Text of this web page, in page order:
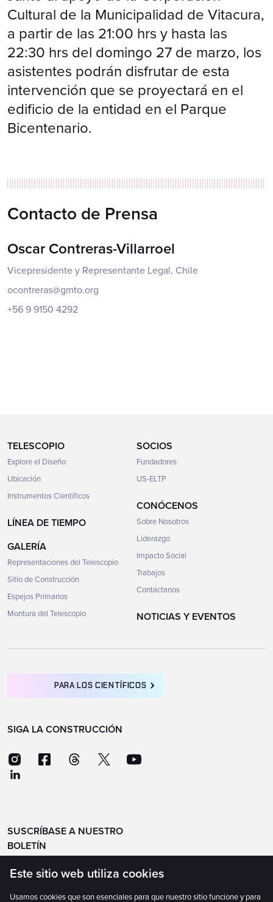
Cultural de la Municipalidad de Vitacura,
a partir de las 21:00 hrs y hasta las
22:30 hrs del domingo 27 de marzo, los
asistentes podrán disfrutar de esta
intervención que se proyectará en el
edificio de la entidad en el Parque
Bicentenario.
Contacto de Prensa
Oscar Contreras-Villarroel
Vicepresidente y Representante Legal, Chile
ocontreras@gmto.org
+56 9 9150 4292
TELESCOPIO
Explore el Diseño
Ubicación
Instrumentos Científicos
LÍNEA DE TIEMPO
GALERÍA
Representaciones del Telescopio
Sitio de Construcción
Espejos Primarios
Montura del Telescopio
SOCIOS
Fundadores
US-ELTP
CONÓCENOS
Sobre Nosotros
Liderazgo
Impacto Social
Trabajos
Contáctanos
NOTICIAS Y EVENTOS
PARA LOS CIENTÍFICOS
SIGA LA CONSTRUCCIÓN
SUSCRÍBASE A NUESTRO
BOLETÍN
Este sitio web utiliza cookies
Usamos cookies que son esenciales para que nuestro sitio funcione y para